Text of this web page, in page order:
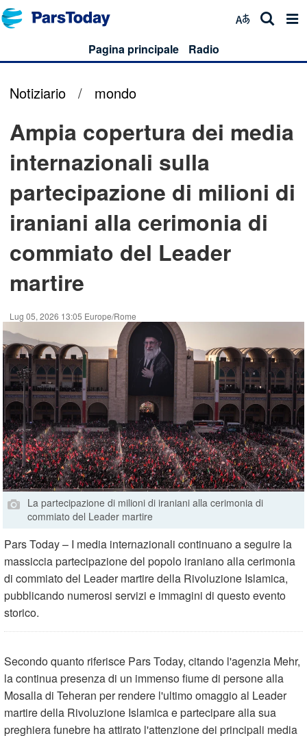
Pagina principale Radio
Notiziario / mondo
Ampia copertura dei media
internazionali sulla
partecipazione di milioni di
iraniani alla cerimonia di
commiato del Leader
martire
Lug 05, 2026 13:05 Europe/Rome
La partecipazione di milioni di iraniani alla cerimonia di
commiato del Leader martire
Pars Today – I media internazionali continuano a seguire la
massiccia partecipazione del popolo iraniano alla cerimonia
di commiato del Leader martire della Rivoluzione Islamica,
pubblicando numerosi servizi e immagini di questo evento
storico.
Secondo quanto riferisce Pars Today, citando l'agenzia Mehr,
la continua presenza di un immenso fiume di persone alla
Mosalla di Teheran per rendere l'ultimo omaggio al Leader
martire della Rivoluzione Islamica e partecipare alla sua
preghiera funebre ha attirato l'attenzione dei principali media